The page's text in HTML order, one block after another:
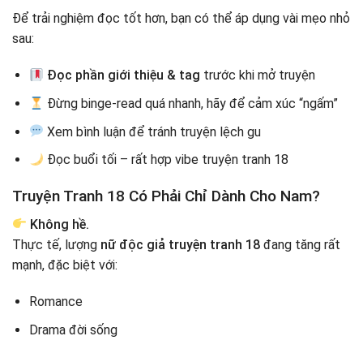
Để trải nghiệm đọc tốt hơn, bạn có thể áp dụng vài mẹo nhỏ
sau:
Đọc phần giới thiệu & tag trước khi mở truyện
Đừng binge-read quá nhanh, hãy để cảm xúc “ngấm”
Xem bình luận để tránh truyện lệch gu
Đọc buổi tối – rất hợp vibe truyện tranh 18
Truyện Tranh 18 Có Phải Chỉ Dành Cho Nam?
Không hề.
Thực tế, lượng nữ độc giả truyện tranh 18 đang tăng rất
mạnh, đặc biệt với:
Romance
Drama đời sống